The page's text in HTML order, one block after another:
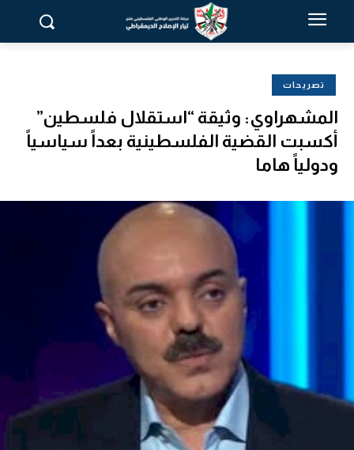
تصريحات
المشهراوي: وثيقة “استقلال فلسطين”
أكسبت القضية الفلسطينية بعداً سياسياً
ودولياً هاما